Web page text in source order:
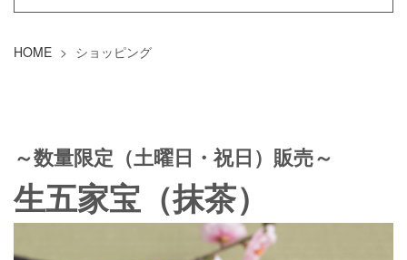
HOME > ショッピング
～数量限定（土曜日・祝日）販売～
生五家宝（抹茶）